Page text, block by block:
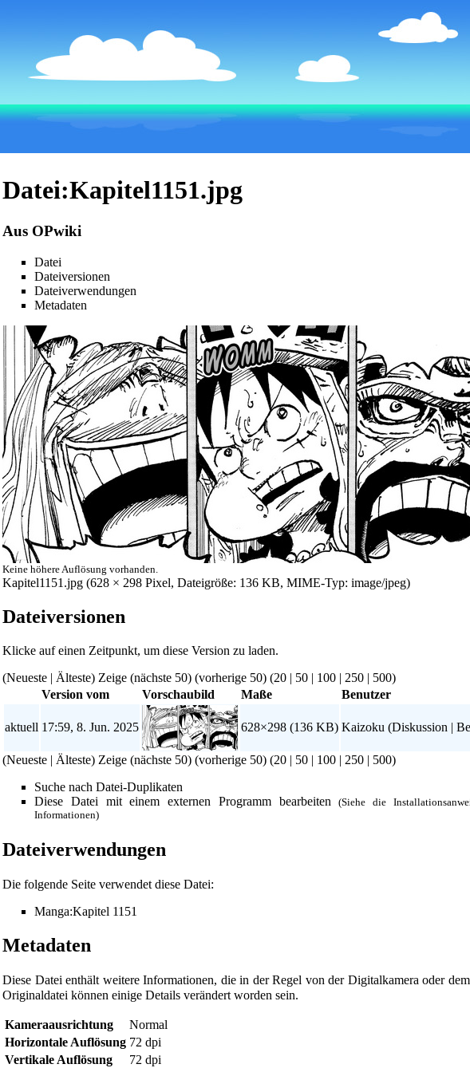
Datei:Kapitel1151.jpg
Aus OPwiki
Datei
Dateiversionen
Dateiverwendungen
Metadaten
Keine höhere Auflösung vorhanden.
Kapitel1151.jpg ‎ (628 × 298 Pixel, Dateigröße: 136 KB, MIME-Typ: image/jpeg)
Dateiversionen
Klicke auf einen Zeitpunkt, um diese Version zu laden.
(Neueste | Älteste) Zeige (nächste 50) (vorherige 50) (20 | 50 | 100 | 250 | 500)
Version vom
Vorschaubild Maße Benutzer
aktuell 17:59, 8. Jun. 2025 628×298 (136 KB) Kaizoku (Diskussion |
(Neueste | Älteste) Zeige (nächste 50) (vorherige 50) (20 | 50 | 100 | 250 | 500)
Suche nach Datei-Duplikaten
Diese Datei mit einem externen Programm bearbeiten
(Siehe die
Informationen)
Dateiverwendungen
Die folgende Seite verwendet diese Datei:
Manga:Kapitel 1151
Metadaten
Diese Datei enthält weitere Informationen, die in der Regel von der Digitalkamera oder
Originaldatei können einige Details verändert worden sein.
Kameraausrichtung
Normal
Horizontale Auflösung 72 dpi
Vertikale Auflösung
72 dpi
Diese Seite wurde zuletzt am 8. Juni 2025 um 17:59 Uhr geändert.
Powered by Computer-Base
Datenschutz-Optionen